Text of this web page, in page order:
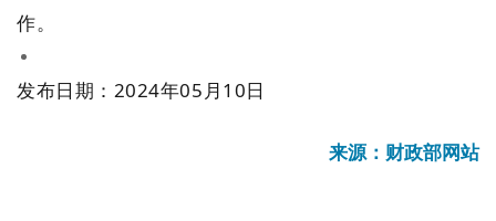
作。
发布日期：2024年05月10日
来源：财政部网站